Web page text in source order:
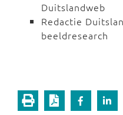
Duitslandweb
Redactie
beeldresearch